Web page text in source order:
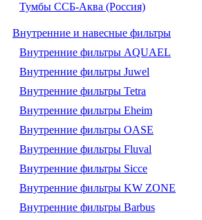
Тумбы ССБ-Аква (Россия)
Внутренние и навесные фильтры
Внутренние фильтры AQUAEL
Внутренние фильтры Juwel
Внутренние фильтры Tetra
Внутренние фильтры Eheim
Внутренние фильтры OASE
Внутренние фильтры Fluval
Внутренние фильтры Sicce
Внутренние фильтры KW ZONE
Внутренние фильтры Barbus